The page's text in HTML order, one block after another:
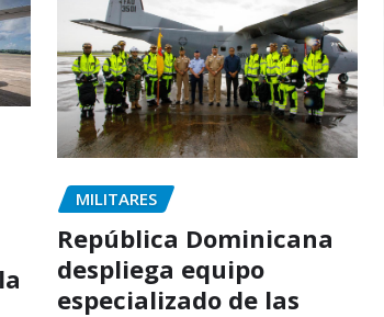
MILITARES
República Dominicana
despliega equipo
especializado de las